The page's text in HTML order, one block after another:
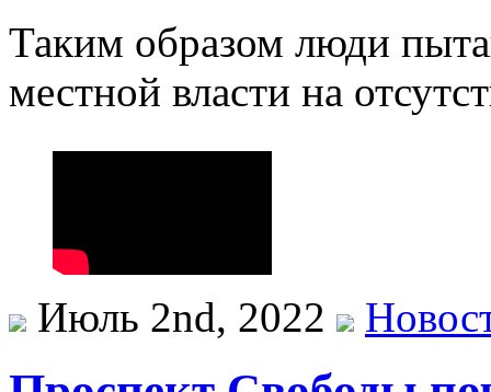
Таким образом люди
местной власти на
Июль 2nd, 2022